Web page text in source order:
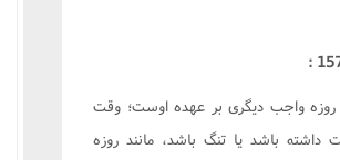
واجب دیگری بر عهده اوست؛ وقت
باشد یا تنگ باشد، مانند روزه